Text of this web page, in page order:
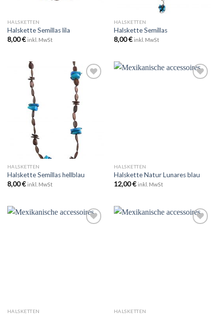
HALSKETTEN
Halskette Semillas lila
8,00€ inkl. MwSt
HALSKETTEN
Halskette Semillas
8,00€ inkl. MwSt
Wunschliste
hinzufügen
HALSKETTEN
Halskette Semillas hellblau
8,00€ inkl. MwSt
HALSKETTEN
Halskette Natur Lunares blau
12,00€ inkl. MwSt
HALSKETTEN HALSKETTEN